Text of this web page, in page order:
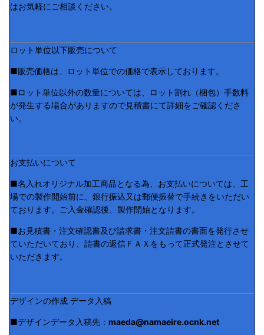
はお気軽にご相談ください。
ロット単位以下販売について
■販売価格は、ロット単位での価格で表示しております。
■ロット単位以外の数量については、ロット割れ（梱包）手数料
が発生する場合がありますので見積書にて詳細をご確認くださ
い。
お支払いについて
■名入れオリジナル加工商品となる為、お支払いについては、工
場での製作開始前に、銀行振込又は郵便振替で手続きをいただい
ております。ご入金確認後、製作開始となります。
■お見積書・注文確認書及び請求書・注文請書の書面を発行させ
ていただいており、請書の返信ＦＡＸをもって正式発注とさせて
いただきます。
デザインの作成 データ入稿
■デザインデータ入稿先： maeda@namaeire.ocnk.net